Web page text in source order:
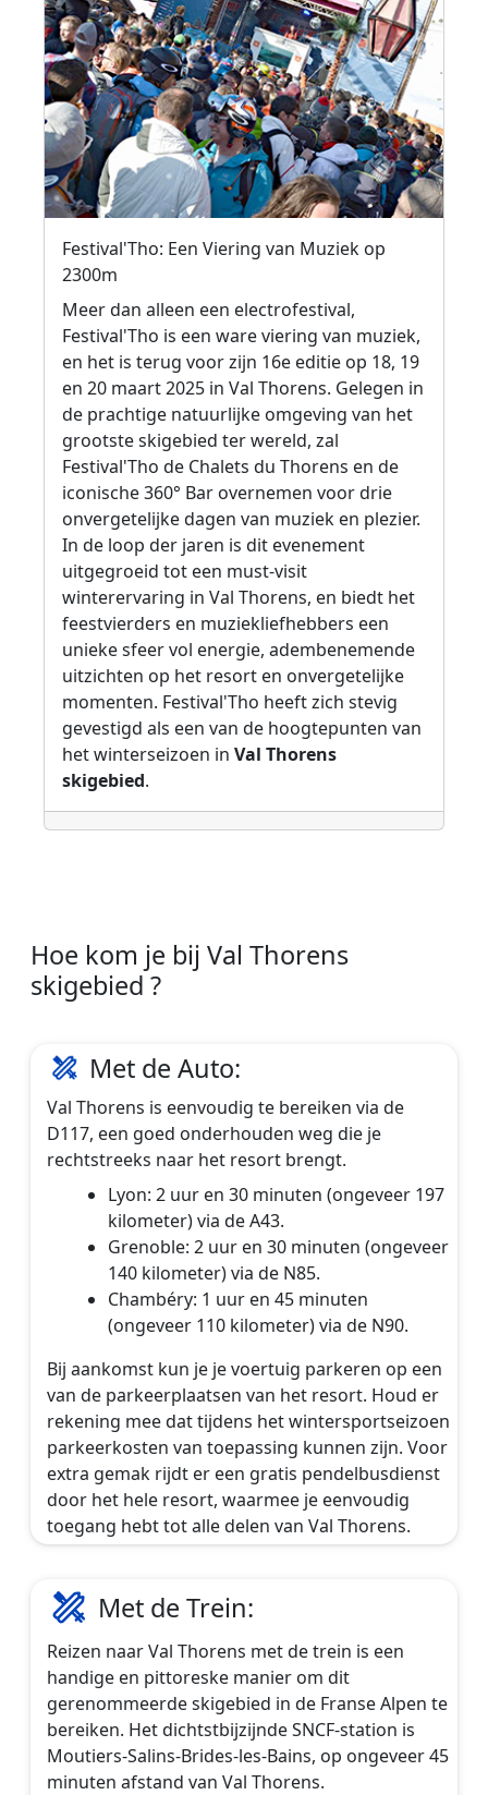
Festival'Tho: Een Viering van Muziek op
2300m
Meer dan alleen een electrofestival,
Festival'Tho is een ware viering van muziek,
en het is terug voor zijn 16e editie op 18, 19
en 20 maart 2025 in Val Thorens. Gelegen in
de prachtige natuurlijke omgeving van het
grootste skigebied ter wereld, zal
Festival'Tho de Chalets du Thorens en de
iconische 360° Bar overnemen voor drie
onvergetelijke dagen van muziek en plezier.
In de loop der jaren is dit evenement
uitgegroeid tot een must-visit
winterervaring in Val Thorens, en biedt het
feestvierders en muziekliefhebbers een
unieke sfeer vol energie, adembenemende
uitzichten op het resort en onvergetelijke
momenten. Festival'Tho heeft zich stevig
gevestigd als een van de hoogtepunten van
het winterseizoen in Val Thorens
skigebied.
Hoe kom je bij Val Thorens
skigebied ?
Met de Auto:
Val Thorens is eenvoudig te bereiken via de
D117, een goed onderhouden weg die je
rechtstreeks naar het resort brengt.
Lyon: 2 uur en 30 minuten (ongeveer 197
kilometer) via de A43.
Grenoble: 2 uur en 30 minuten (ongeveer
140 kilometer) via de N85.
Chambéry: 1 uur en 45 minuten
(ongeveer 110 kilometer) via de N90.
Bij aankomst kun je je voertuig parkeren op een
van de parkeerplaatsen van het resort. Houd er
rekening mee dat tijdens het wintersportseizoen
parkeerkosten van toepassing kunnen zijn. Voor
extra gemak rijdt er een gratis pendelbusdienst
door het hele resort, waarmee je eenvoudig
toegang hebt tot alle delen van Val Thorens.
Met de Trein:
Reizen naar Val Thorens met de trein is een
handige en pittoreske manier om dit
gerenommeerde skigebied in de Franse Alpen te
bereiken. Het dichtstbijzijnde SNCF-station is
Moutiers-Salins-Brides-les-Bains, op ongeveer 45
minuten afstand van Val Thorens.